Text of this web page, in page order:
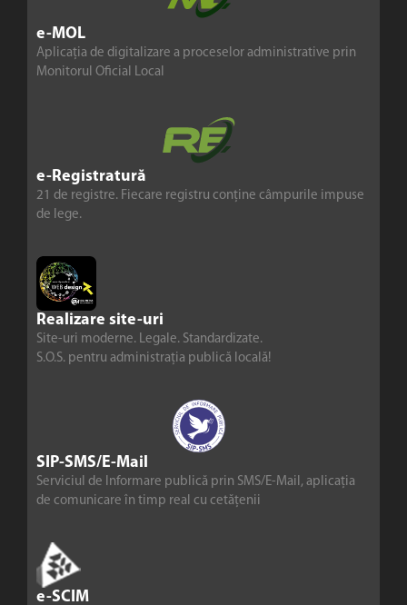
e-MOL
Aplicația de digitalizare a proceselor administrative prin
Monitorul Oficial Local
e-Registratură
21 de registre. Fiecare registru conține câmpurile impuse
de lege.
Realizare site-uri
Site-uri moderne. Legale. Standardizate.
S.O.S. pentru administrația publică locală!
SIP-SMS/E-Mail
Serviciul de Informare publică prin SMS/E-Mail, aplicația
de comunicare în timp real cu cetățenii
e-SCIM